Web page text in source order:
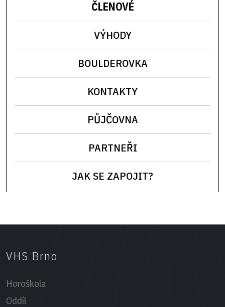
ČLENOVÉ
VÝHODY
BOULDEROVKA
KONTAKTY
PŮJČOVNA
PARTNEŘI
JAK SE ZAPOJIT?
VHS Brno
Horoškola
Oddíl